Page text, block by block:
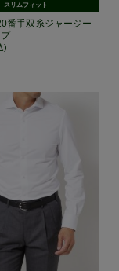
スリムフィット
番手双糸ジャージー
)